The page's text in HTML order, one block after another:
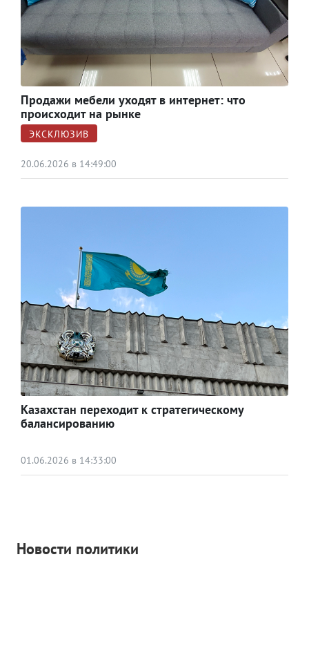
Продажи мебели уходят в интернет: что
происходит на рынке
ЭКСКЛЮЗИВ
20.06.2026 в 14:49:00
Казахстан переходит к стратегическому
балансированию
01.06.2026 в 14:33:00
Новости политики